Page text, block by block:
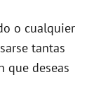
o cualquier
tantas
que deseas